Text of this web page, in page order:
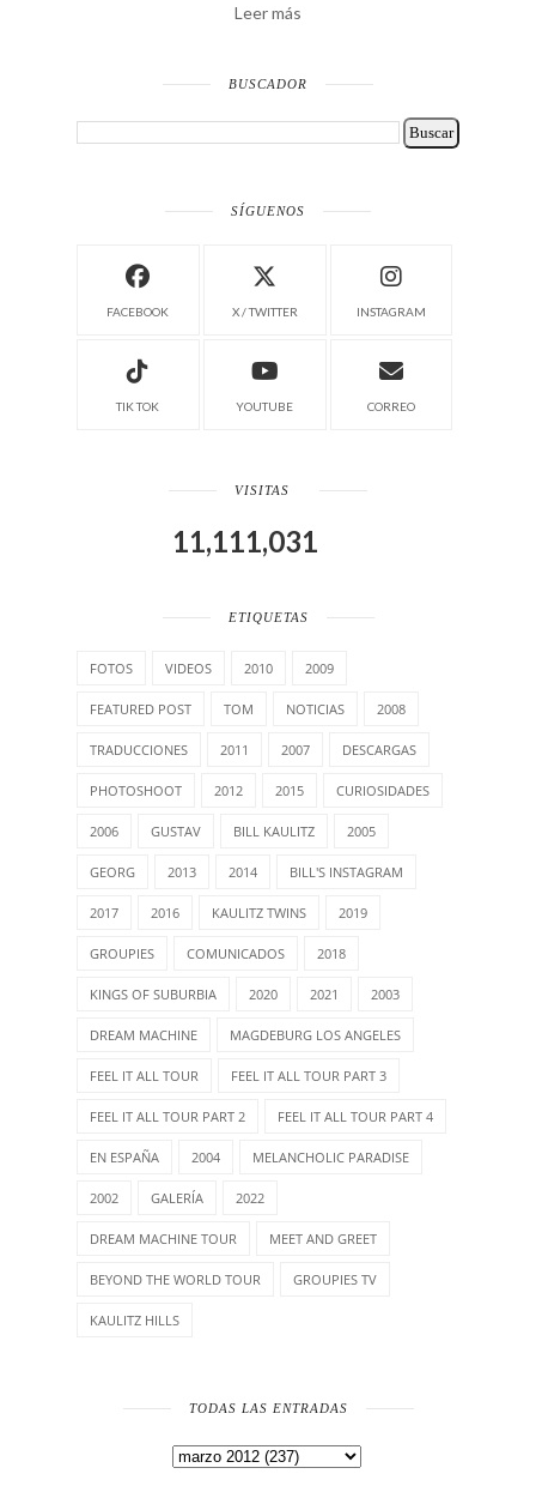
Leer más
BUSCADOR
SÍGUENOS
FACEBOOK X / TWITTER INSTAGRAM
TIK TOK YOUTUBE CORREO
VISITAS
11,111,031
ETIQUETAS
FOTOS VIDEOS 2010 2009
FEATURED POST TOM NOTICIAS 2008
TRADUCCIONES 2011 2007 DESCARGAS
PHOTOSHOOT 2012 2015 CURIOSIDADES
2006 GUSTAV BILL KAULITZ 2005
GEORG 2013 2014 BILL'S INSTAGRAM
2017 2016 KAULITZ TWINS 2019
GROUPIES COMUNICADOS 2018
KINGS OF SUBURBIA 2020 2021 2003
DREAM MACHINE MAGDEBURG LOS ANGELES
FEEL IT ALL TOUR FEEL IT ALL TOUR PART 3
FEEL IT ALL TOUR PART 2 FEEL IT ALL TOUR PART 4
EN ESPAÑA 2004 MELANCHOLIC PARADISE
2002 GALERÍA 2022
DREAM MACHINE TOUR MEET AND GREET
BEYOND THE WORLD TOUR GROUPIES TV
KAULITZ HILLS
TODAS LAS ENTRADAS